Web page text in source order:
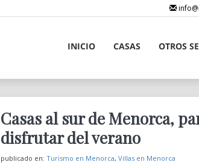
INICIO CASAS OTROS
Casas al sur de Menorca,
disfrutar del verano
publicado en: Turismo en Menorca, Villas en Menorca